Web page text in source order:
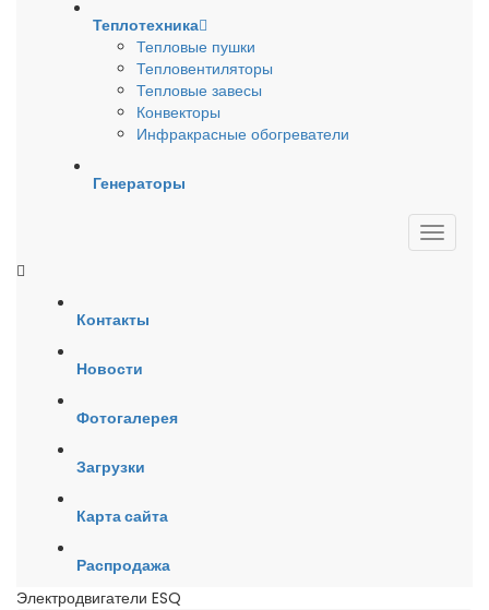
Теплотехника
Тепловые пушки
Тепловентиляторы
Тепловые завесы
Конвекторы
Инфракрасные обогреватели
Генераторы
Контакты
Новости
Фотогалерея
Загрузки
Карта сайта
Распродажа
Электродвигатели ESQ